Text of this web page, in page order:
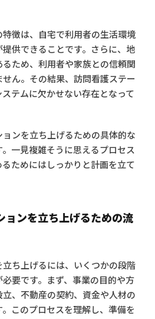
徴は、自宅で利用者の生活環境
供できることです。さらに、地
ため、利用者や家族との信頼関
ん。その結果、訪問看護ステー
テムに欠かせない存在となって
ンを立ち上げるための具体的な
一見複雑そうに思えるプロセス
ためにはしっかりと計画を立て
ョンを立ち上げるための流
ち上げるには、いくつかの段階
要です。まず、事業の目的や方
、不動産の契約、資金や人材の
このプロセスを理解し、準備を